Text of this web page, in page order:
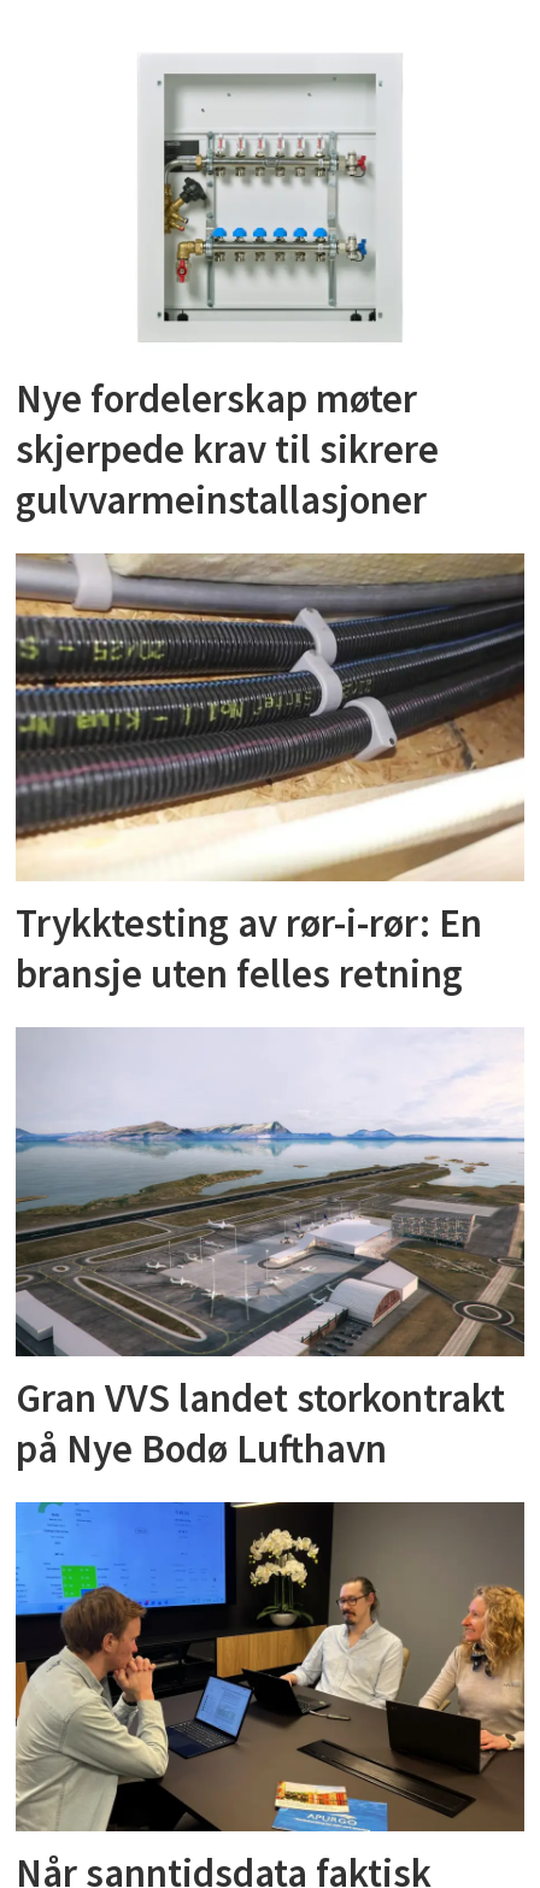
Nye fordelerskap møter
skjerpede krav til sikrere
gulvvarmeinstallasjoner
Trykktesting av rør-i-rør: En
bransje uten felles retning
Gran VVS landet storkontrakt
på Nye Bodø Lufthavn
Når sanntidsdata faktisk